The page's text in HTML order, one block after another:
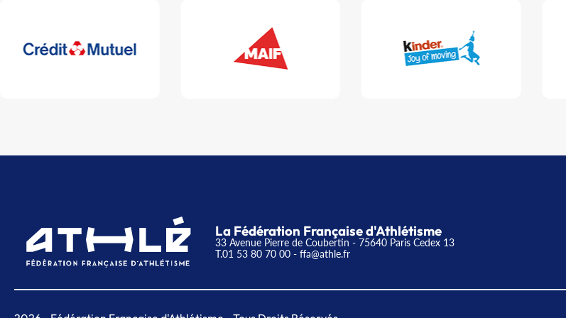
La Fédération Française d'Athlétisme
33 Avenue Pierre de Coubertin - 75640 Paris Cedex 13
T.01 53 80 70 00 - ffa@athle.fr